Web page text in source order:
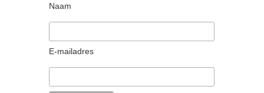
Naam
E-mailadres